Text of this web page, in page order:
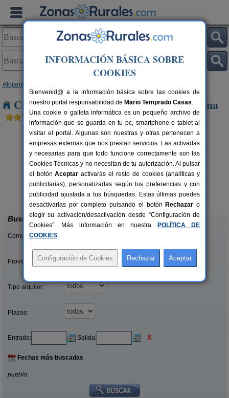
Alojamientos
Casas Rurales cerca de Balneario Fortuna
7+1 pers.
desde25 €
Casa Rural Consuelo
Jumilla (Murcia)
Buscar
Comunidades:
Provincias/Islas:
Tipo alquiler:
Plazas:
Entrada: Salida: X
Fechas más buscadas
pueblo:
INFORMACIÓN BÁSICA SOBRE
COOKIES
Bienvenid@ a la información básica sobre las cookies de
nuestro portal responsabilidad de Mario Temprado Casas.
Una cookie o galleta informática es un pequeño archivo de
información que se guarda en tu pc, smartphone o tablet al
visitar el portal. Algunas son nuestras y otras pertenecen a
empresas externas que nos prestan servicios. Las activadas
y necesarias para que todo funcione correctamente son las
Cookies Técnicas y no necesitan de tu autorización. Al pulsar
el botónAceptar activarás el resto de cookies (analíticas y
publicitarias), personalizadas según tus preferencias y con
publicidad ajustada a tus búsquedas. Estas últimas puedes
desactivarlas por completo pulsando el botón Rechazar o
elegir su activación/desactivación desde “Configuración de
Cookies”. Más información en nuestra
POLÍTICA DE
COOKIES.